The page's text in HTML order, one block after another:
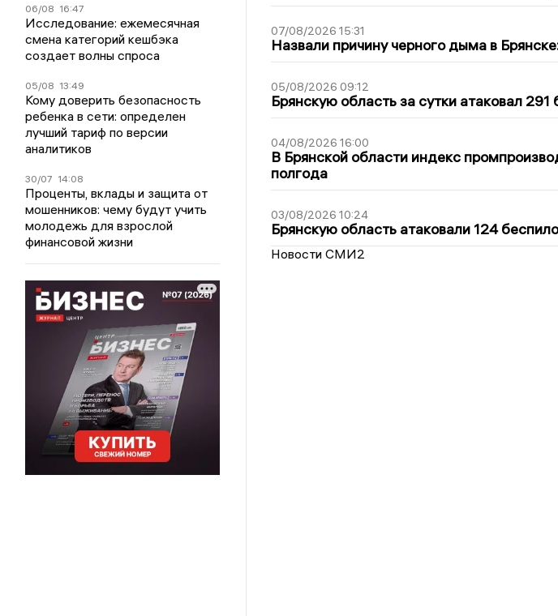
06/08 16:47
Исследование: ежемесячная
смена категорий кешбэка
создает волны спроса
05/08 13:49
Кому доверить безопасность
ребенка в сети: определен
лучший тариф по версии
аналитиков
30/07 14:08
Проценты, вклады и защита от
мошенников: чему будут учить
молодежь для взрослой
финансовой жизни
07/08/2026 15:31
Назвали причину черного дыма в
05/08/2026 09:12
Брянскую область за сутки атаковал 291
04/08/2026 16:00
В Брянской области индекс
полгода
03/08/2026 10:24
Брянскую область атаковали 124
Новости СМИ2